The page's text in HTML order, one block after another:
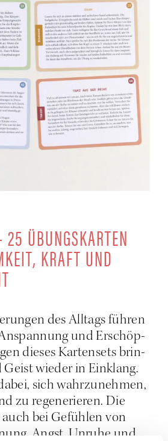
ÜBUNGS­KAR­TEN
KRAFT UND
des All­tags füh­ren
und Erschöp­
die­ses Kar­ten­sets brin­
wie­der in Ein­klang.
sich wahr­zu­neh­men,
zu rege­ne­rie­ren. Die
bei Gefüh­len von
Angst, Unru­he und